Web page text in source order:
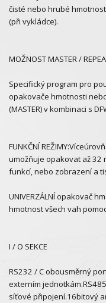
čisté nebo hrubé
(při vykládce).
MOŽNOST MASTER /
Specifický program pro
opakovače hmotnosti
(MASTER) v kombinaci s
FUNKČNÍ
umožňuje opakovat až 32
funkcí, nebo zobrazení a
UNIVERZÁLNÍ opakovač
hmotnost všech vah
I / O SEKCE
RS232 / C obousměrný
externím
síťové připojení.16bitový